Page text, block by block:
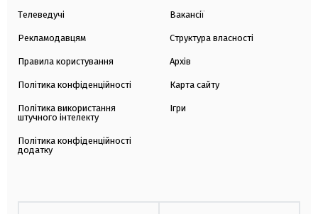
Телеведучі
Рекламодавцям
Правила користування
Політика конфіденційності
Політика використання
штучного інтелекту
Політика конфіденційності
додатку
Вакансії
Структура власності
Архів
Карта сайту
Ігри